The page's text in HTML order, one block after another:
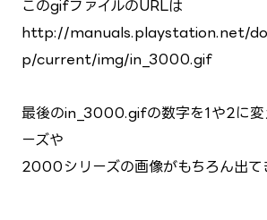
このgifファイルのURLは
http://manuals.playstation.net/
p/current/img/in_3000.gif
最後のin_3000.gifの数字を1や2に
ーズや
2000シリーズの画像がもちろん出て